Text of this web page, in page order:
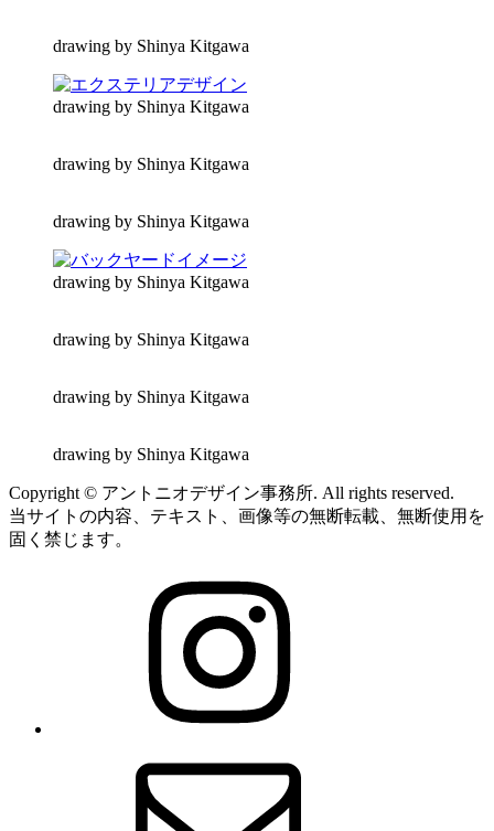
drawing by Shinya Kitgawa
drawing by Shinya Kitgawa
drawing by Shinya Kitgawa
drawing by Shinya Kitgawa
drawing by Shinya Kitgawa
drawing by Shinya Kitgawa
drawing by Shinya Kitgawa
drawing by Shinya Kitgawa
Copyright © アントニオデザイン事務所. All rights reserved.
当サイトの内容、テキスト、画像等の無断転載、無断使用を
固く禁じます。